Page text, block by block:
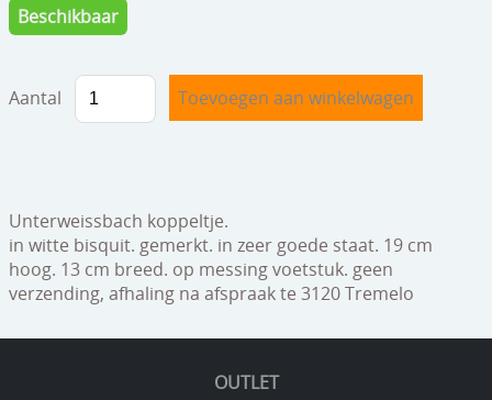
spiegels
boeken
OUTLET
Beschikbaar
Aantal
Unterweissbach koppeltje.
in witte bisquit. gemerkt. in zeer goede staat. 19 cm
hoog. 13 cm breed. op messing voetstuk. geen
verzending, afhaling na afspraak te 3120 Tremelo